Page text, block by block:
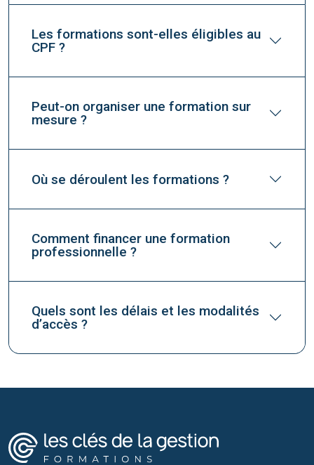
Les formations sont-elles éligibles au
CPF ?
Peut-on organiser une formation sur
mesure ?
Où se déroulent les formations ?
Comment financer une formation
professionnelle ?
Quels sont les délais et les modalités
d’accès ?